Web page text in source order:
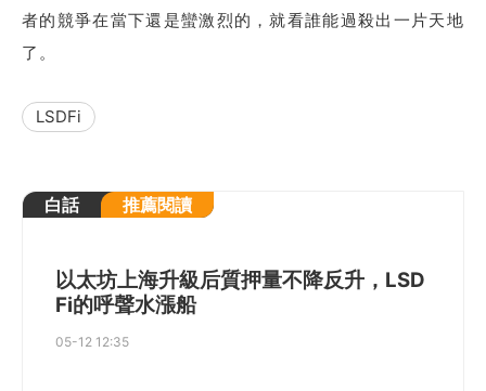
者的競爭在當下還是蠻激烈的，就看誰能過殺出一片天地
了。
LSDFi
白話 推薦閱讀
以太坊上海升級后質押量不降反升，LSD
Fi的呼聲水漲船
05-12 12:35